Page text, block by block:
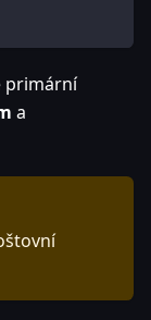
primární
a